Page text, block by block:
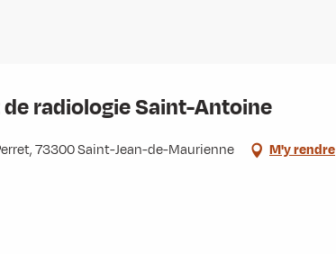
radiologie Saint-Antoine
73300 Saint-Jean-de-Maurienne M'y rendre